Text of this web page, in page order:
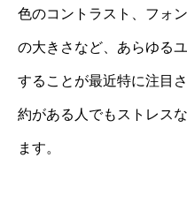
色のコントラスト、フォ
の大きさなど、あらゆる
することが最近特に注目
約がある人でもストレス
ます。